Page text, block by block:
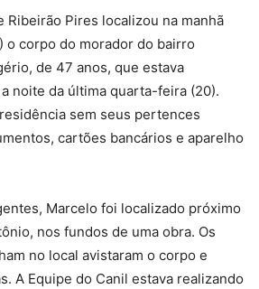
Ribeirão Pires localizou na manhã
o corpo do morador do bairro
de 47 anos, que estava
noite da última quarta-feira (20).
sem seus pertences
cartões bancários e aparelho
Marcelo foi localizado próximo
nos fundos de uma obra. Os
no local avistaram o corpo e
A Equipe do Canil estava realizando